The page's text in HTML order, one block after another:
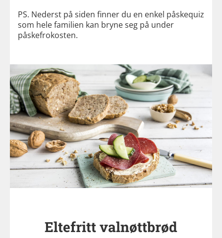
PS. Nederst på siden finner du en enkel påskequiz
som hele familien kan bryne seg på under
påskefrokosten.
Eltefritt valnøttbrød